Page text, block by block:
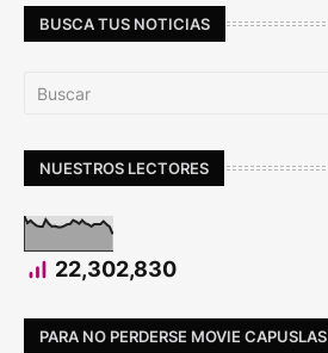
BUSCA TUS NOTICIAS
NUESTROS LECTORES
22,302,830
PARA NO PERDERSE MOVIE CAPUSLAS